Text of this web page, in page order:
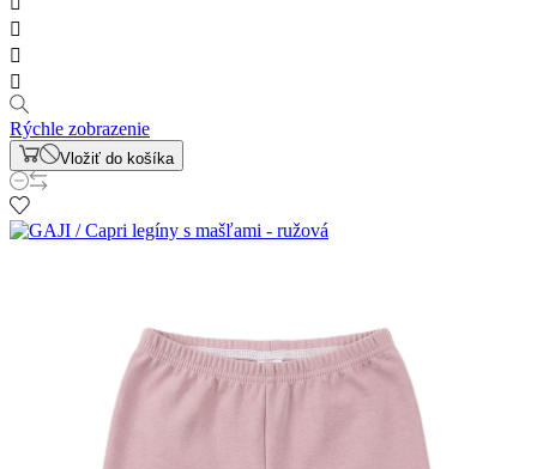



Rýchle zobrazenie
Vložiť do košíka